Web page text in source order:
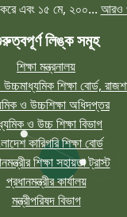
2025
বর্ষের ফরম পূরণ
2025
ভর্তির জন্য নির্বাচিত
(পাস) ৩য় বর্ষের পরীক্ষার সময়সূচি:
এবং ১৫ মে, ২০০... আরও
লিঙ্ক সমূহ
শিক্ষা মন্ত্রনালয়
শিক্ষা বোর্ড,
ও উচ্চশিক্ষা অধিদপ্তর
ও উচ্চ শিক্ষা বিভাগ
কারিগরি শিক্ষা বোর্ড
শিক্ষা সহায়তা ট্রাস্ট
প্রধানমন্ত্রীর কার্যালয়
মন্ত্রীপরিষদ বিভাগ